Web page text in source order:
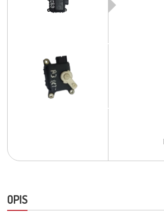
OPIS